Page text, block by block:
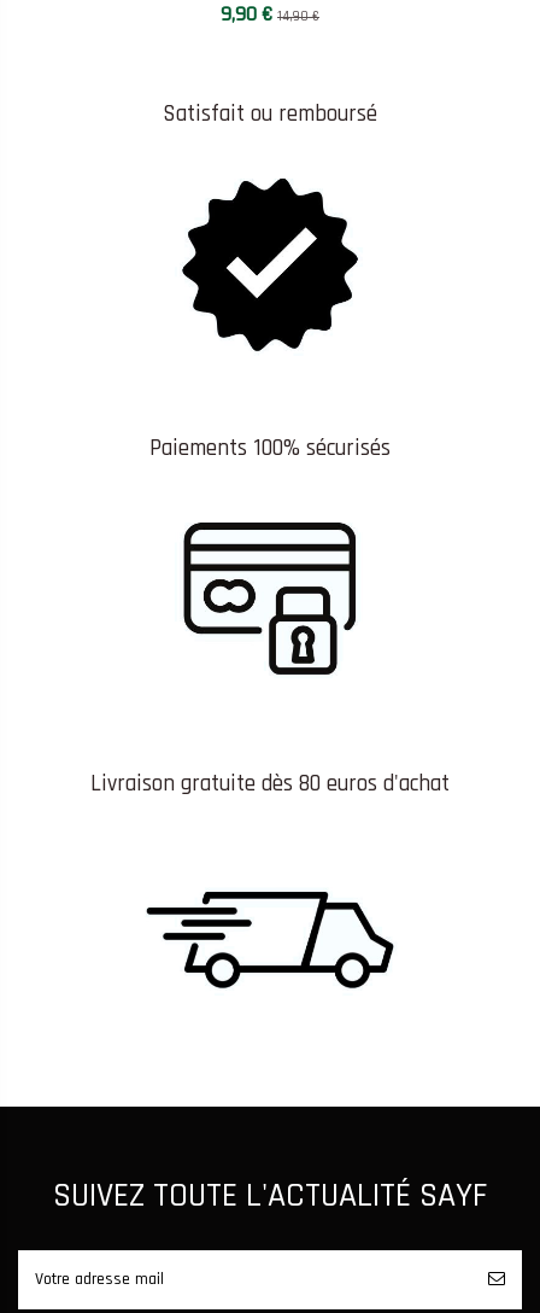
9,90 € 14,90 €
Satisfait ou remboursé
Paiements 100% sécurisés
Livraison gratuite dès 80 euros d'achat
SUIVEZ TOUTE L'ACTUALITÉ SAYF